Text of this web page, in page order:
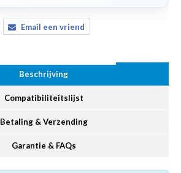
Email een vriend
Beschrijving
Compatibiliteitslijst
Betaling & Verzending
Garantie & FAQs